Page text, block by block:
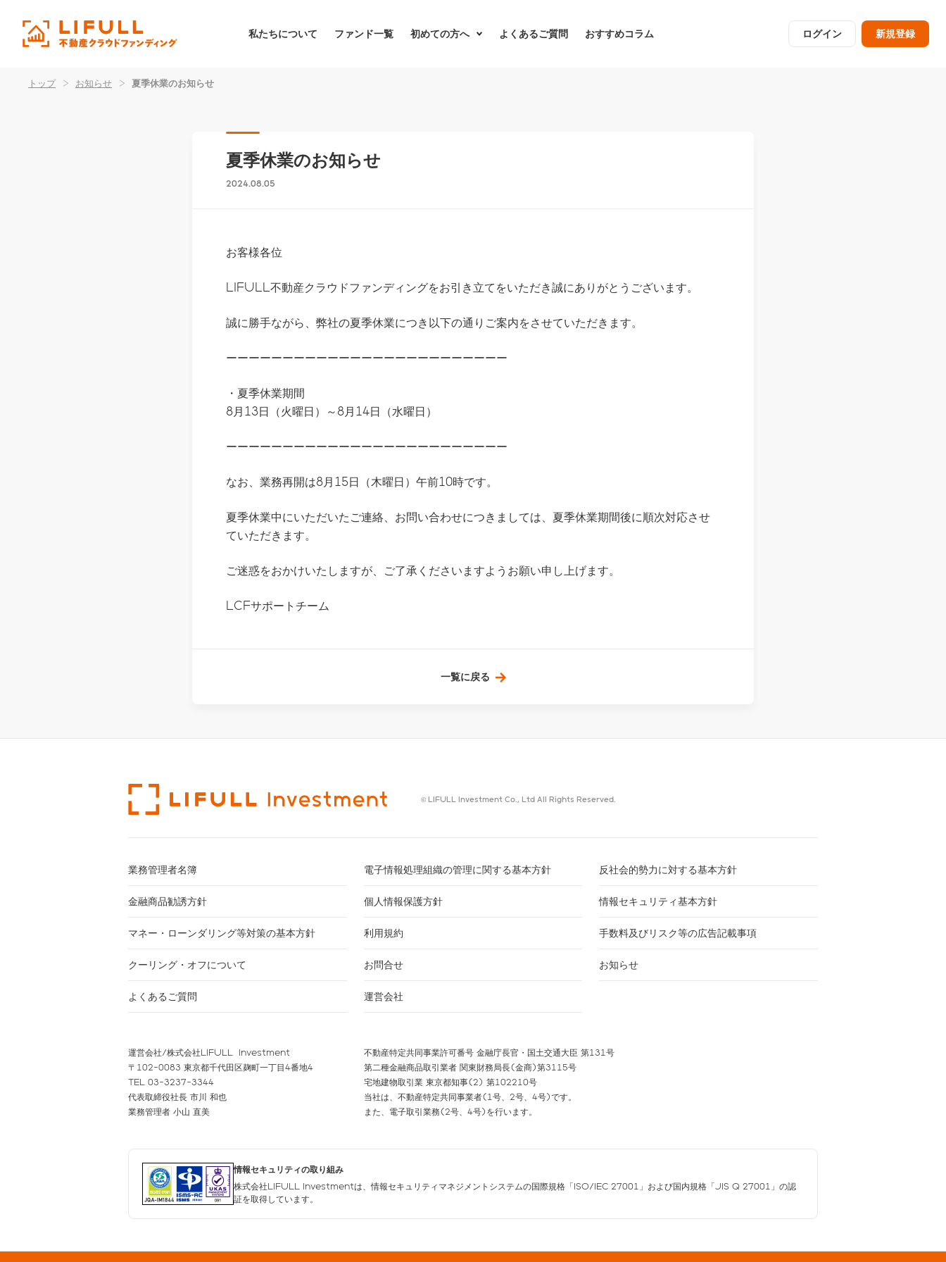
私たちについて ファンド一覧 初めての方へ よくあるご質問 おすすめコラム ログイン 新規登録
トップ > お知らせ > 夏季休業のお知らせ
夏季休業のお知らせ
2024.08.05
お客様各位
LIFULL不動産クラウドファンディングをお引き立てをいただき誠にありがとうございます。
誠に勝手ながら、弊社の夏季休業につき以下の通りご案内をさせていただきます。
ーーーーーーーーーーーーーーーーーーーーーーーーー
・夏季休業期間
8月13日（火曜日）～8月14日（水曜日）
ーーーーーーーーーーーーーーーーーーーーーーーーー
なお、業務再開は8月15日（木曜日）午前10時です。
夏季休業中にいただいたご連絡、お問い合わせにつきましては、夏季休業期間後に順次対応させ
ていただきます。
ご迷惑をおかけいたしますが、ご了承くださいますようお願い申し上げます。
LCFサポートチーム
一覧に戻る
© LIFULL Investment Co., Ltd All Rights Reserved.
業務管理者名簿 電子情報処理組織の管理に関する基本方針 反社会的勢力に対する基本方針
金融商品勧誘方針 個人情報保護方針 情報セキュリティ基本方針
マネー・ローンダリング等対策の基本方針 利用規約 手数料及びリスク等の広告記載事項
クーリング・オフについて お問合せ お知らせ
よくあるご質問 運営会社
運営会社/株式会社LIFULL Investment
〒102-0083 東京都千代田区麹町一丁目4番地4
TEL 03-3237-3344
代表取締役社長 市川 和也
業務管理者 小山 直美
不動産特定共同事業許可番号 金融庁長官・国土交通大臣 第131号
第二種金融商品取引業者 関東財務局長(金商)第3115号
宅地建物取引業 東京都知事(2) 第102210号
当社は、不動産特定共同事業者(1号、2号、4号)です。
また、電子取引業務(2号、4号)を行います。
情報セキュリティの取り組み
株式会社LIFULL Investmentは、情報セキュリティマネジメントシステムの国際規格「ISO/IEC 27001」および国内規格「JIS Q 27001」の認
証を取得しています。